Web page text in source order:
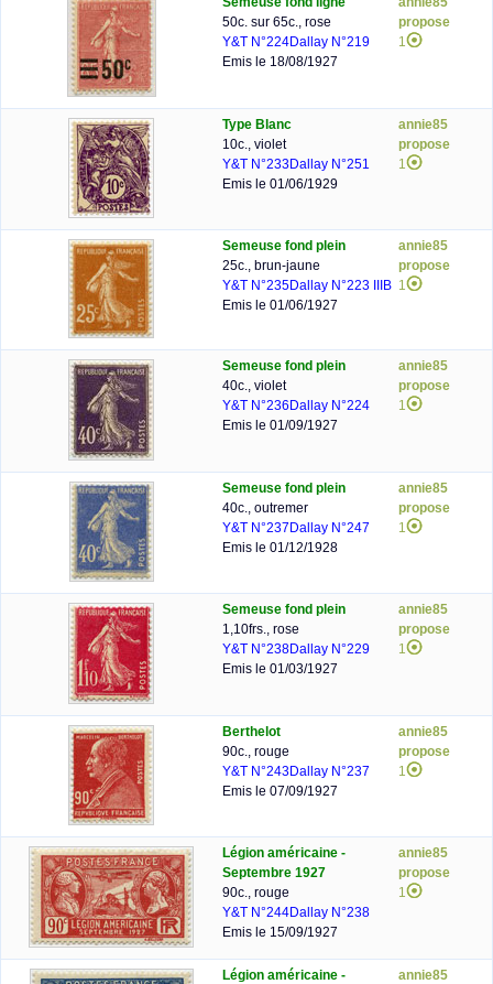
50c. sur 65c., rose
Y&T N°224Dallay N°219
Emis le 18/08/1927
propose
1
Type Blanc
10c., violet
Y&T N°233Dallay N°251
Emis le 01/06/1929
annie85
propose
1
Semeuse fond plein
25c., brun-jaune
Y&T N°235Dallay N°223 IIIB
Emis le 01/06/1927
annie85
propose
1
Semeuse fond plein
40c., violet
Y&T N°236 Dallay N°224
Emis le 01/09/1927
annie85
propose
1
Semeuse fond plein
40c., outremer
Y&T N°237 Dallay N°247
Emis le 01/12/1928
annie85
propose
1
Semeuse fond plein
1,10frs., rose
Y&T N°238Dallay N°229
Emis le 01/03/1927
annie85
propose
1
Berthelot
90c., rouge
Y&T N°243Dallay N°237
Emis le 07/09/1927
annie85
propose
1
Légion américaine -
Septembre 1927
90c., rouge
Y&T N°244Dallay N°238
Emis le 15/09/1927
annie85
propose
1
Légion américaine -
annie85